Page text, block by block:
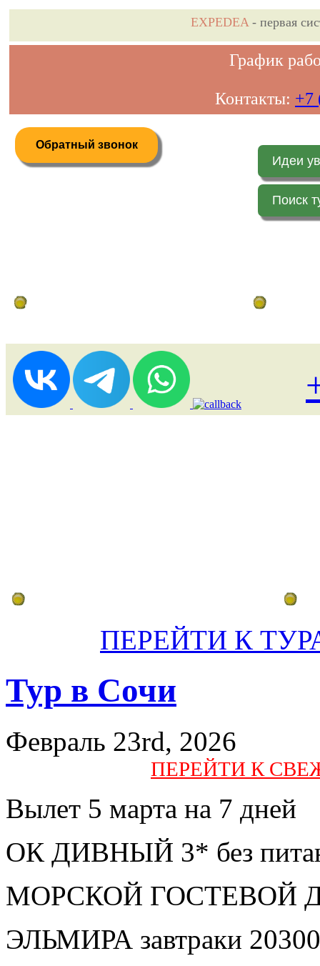
EXPEDEA- первая
График
Контакты: +7
Обратный звонок
Идеи
Поиск
Дистанционное бронирование туров
ПЕРЕЙТИ К
Тур в Сочи
Февраль 23rd, 2026
ПЕРЕЙТИ К
Вылет 5 марта на 7 дней
ОК ДИВНЫЙ 3* без
МОРСКОЙ ГОСТЕВОЙ
ЭЛЬМИРА завтраки